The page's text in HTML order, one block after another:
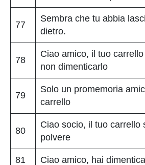
77
Sembra che tu abbia
dietro.
78
Ciao amico, il tuo
non dimenticarlo
79
Solo un promemoria
carrello
80
Ciao socio, il tuo carrello
polvere
81 Ciao amico, hai